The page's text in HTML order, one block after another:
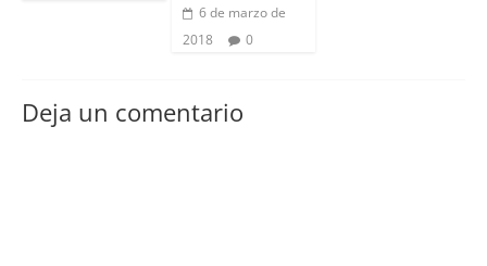
6 de marzo de
2018
0
Deja un comentario